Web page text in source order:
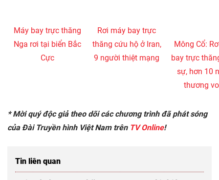
Máy bay trực thăng
Nga rơi tại biển Bắc
Cực
Rơi máy bay trực
thăng cứu hộ ở Iran,
9 người thiệt mạng
Mông Cổ:
bay trực
sự, hơn 10
thương
* Mời quý độc giả theo dõi các chương trình đã phát sóng
của Đài Truyền hình Việt Nam trên TV Online!
Tin liên quan